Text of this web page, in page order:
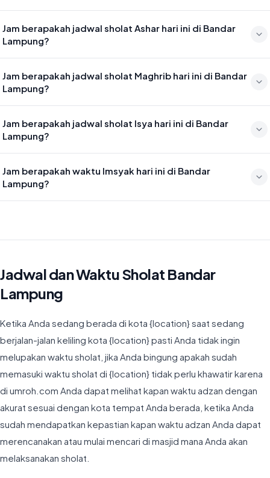
Jam berapakah jadwal sholat Ashar hari ini di Bandar
Lampung?
Jam berapakah jadwal sholat Maghrib hari ini di Bandar
Lampung?
Jam berapakah jadwal sholat Isya hari ini di Bandar
Lampung?
Jam berapakah waktu Imsyak hari ini di Bandar
Lampung?
Jadwal dan Waktu Sholat Bandar
Lampung
Ketika Anda sedang berada di kota {location} saat sedang
berjalan-jalan keliling kota {location} pasti Anda tidak ingin
melupakan waktu sholat, jika Anda bingung apakah sudah
memasuki waktu sholat di {location} tidak perlu khawatir karena
di umroh.com Anda dapat melihat kapan waktu adzan dengan
akurat sesuai dengan kota tempat Anda berada, ketika Anda
sudah mendapatkan kepastian kapan waktu adzan Anda dapat
merencanakan atau mulai mencari di masjid mana Anda akan
melaksanakan sholat.